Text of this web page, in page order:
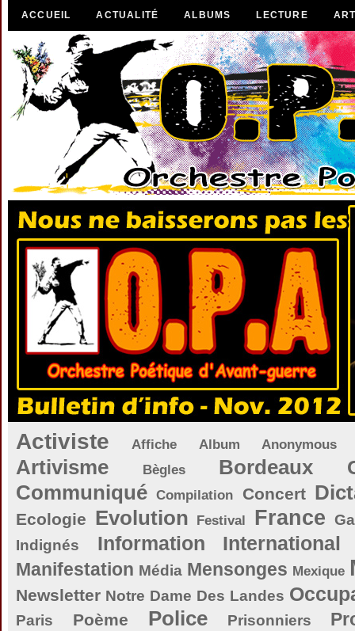
ACCUEIL ACTUALITÉ ALBUMS LECTURE
Activiste Affiche Album Anonymous
Artivisme Bègles Bordeaux
Communiqué Compilation Concert
Ecologie Evolution Festival France
Indignés
Information International
Manifestation Média Mensonges Mexique
Newsletter Notre Dame Des Landes
Paris Poème Police Prisonniers